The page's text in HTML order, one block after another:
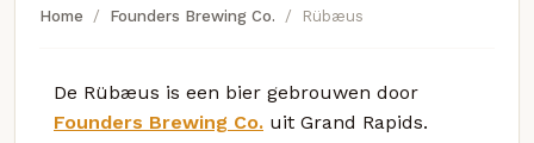
Home Founders Brewing Co. Rübæus
De Rübæus is een bier gebrouwen door
Founders Brewing Co. uit Grand Rapids.